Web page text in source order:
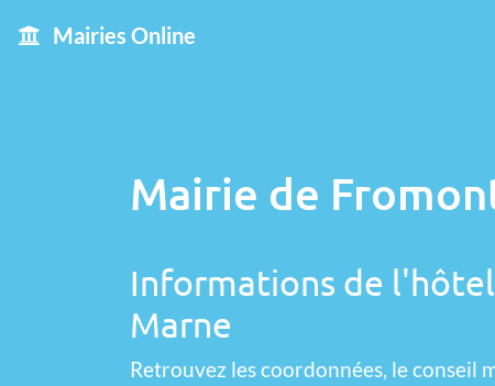
Mairies Online
Mairie de
Informations de
Marne
Retrouvez les coordonnées, le conseil